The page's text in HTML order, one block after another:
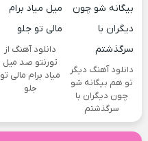
دانلود آهنگ دیگر
تو هم بیگانه شو
چون دیگران با
سرگذشتم
دانلود آهنگ از
تورنتو صد میل
میاد برام مالی تو
جلو